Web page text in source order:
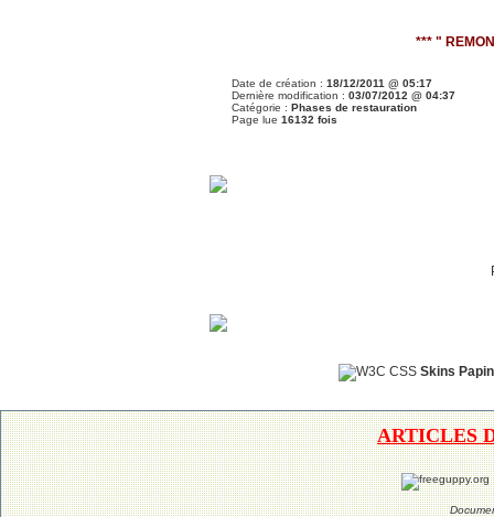
*** "
Date de création : 18/12/2011 @ 05:17
Dernière modification : 03/07/2012 @ 04:37
Catégorie : Phases de restauration
Page lue 16132 fois
Skins
ARTICLES